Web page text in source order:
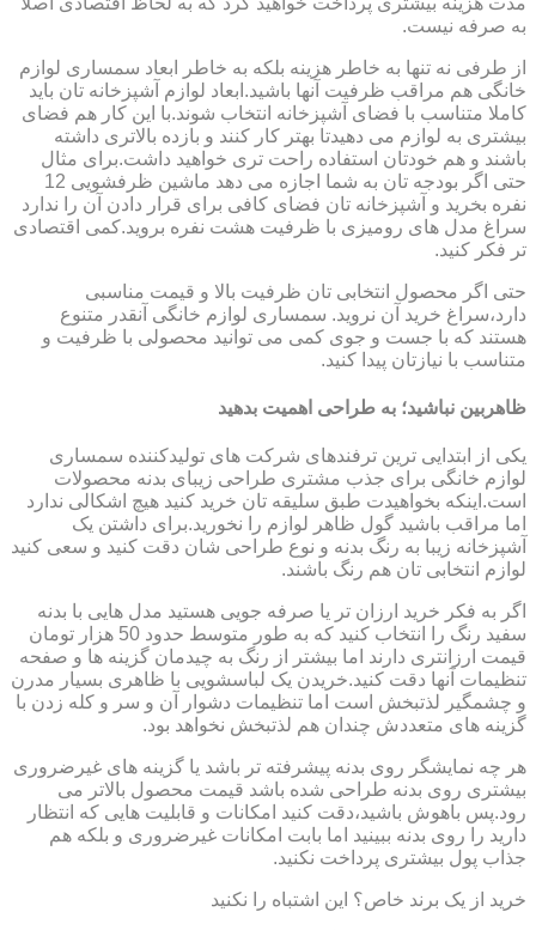
به صرفه نیست.
از طرفی نه تنها به خاطر هزینه بلکه به خاطر ابعاد سمساری لوازم
خانگی هم مراقب ظرفیت آنها باشید.ابعاد لوازم آشپزخانه تان باید
کاملا متناسب با فضای آشپزخانه انتخاب شوند.با این کار هم فضای
بیشتری به لوازم می دهیدتا بهتر کار کنند و بازده بالاتری داشته
باشند و هم خودتان استفاده راحت تری خواهید داشت.برای مثال
حتی اگر بودجه تان به شما اجازه می دهد ماشین ظرفشویی 12
نفره بخرید و آشپزخانه تان فضای کافی برای قرار دادن آن را ندارد
سراغ مدل های رومیزی با ظرفیت هشت نفره بروید.کمی اقتصادی
تر فکر کنید.
حتی اگر محصول انتخابی تان ظرفیت بالا و قیمت مناسبی
دارد،سراغ خرید آن نروید. سمساری لوازم خانگی آنقدر متنوع
هستند که با جست و جوی کمی می توانید محصولی با ظرفیت و
متناسب با نیازتان پیدا کنید.
ظاهربین نباشید؛ به طراحی اهمیت بدهید
یکی از ابتدایی ترین ترفندهای شرکت های تولیدکننده سمساری
لوازم خانگی برای جذب مشتری طراحی زیبای بدنه محصولات
است.اینکه بخواهیدت طبق سلیقه تان خرید کنید هیچ اشکالی ندارد
اما مراقب باشید گول ظاهر لوازم را نخورید.برای داشتن یک
آشپزخانه زیبا به رنگ بدنه و نوع طراحی شان دقت کنید و سعی کنید
لوازم انتخابی تان هم رنگ باشند.
اگر به فکر خرید ارزان تر یا صرفه جویی هستید مدل هایی با بدنه
سفید رنگ را انتخاب کنید که به طور متوسط حدود 50 هزار تومان
قیمت ارزانتری دارند اما بیشتر از رنگ به چیدمان گزینه ها و صفحه
تنظیمات آنها دقت کنید.خریدن یک لباسشویی با ظاهری بسیار مدرن
و چشمگیر لذتبخش است اما تنظیمات دشوار آن و سر و کله زدن با
گزینه های متعددش چندان هم لذتبخش نخواهد بود.
هر چه نمایشگر روی بدنه پیشرفته تر باشد یا گزینه های غیرضروری
بیشتری روی بدنه طراحی شده باشد قیمت محصول بالاتر می
رود.پس باهوش باشید،دقت کنید امکانات و قابلیت هایی که انتظار
دارید را روی بدنه ببینید اما بابت امکانات غیرضروری و بلکه هم
جذاب پول بیشتری پرداخت نکنید.
خرید از یک برند خاص؟ این اشتباه را نکنید